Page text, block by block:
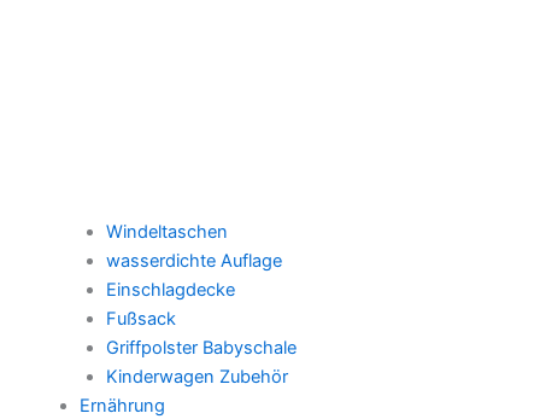
Windeltaschen
wasserdichte Auflage
Einschlagdecke
Fußsack
Griffpolster Babyschale
Kinderwagen Zubehör
Ernährung